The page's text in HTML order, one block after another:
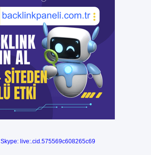
Skype: live:.cid.575569c608265c69